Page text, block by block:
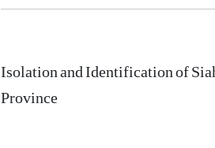
Isolation and Identification of
Province